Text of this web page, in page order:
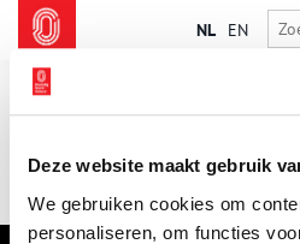
Deze website maakt gebruik
We gebruiken cookies om
personaliseren, om functies
NL EN